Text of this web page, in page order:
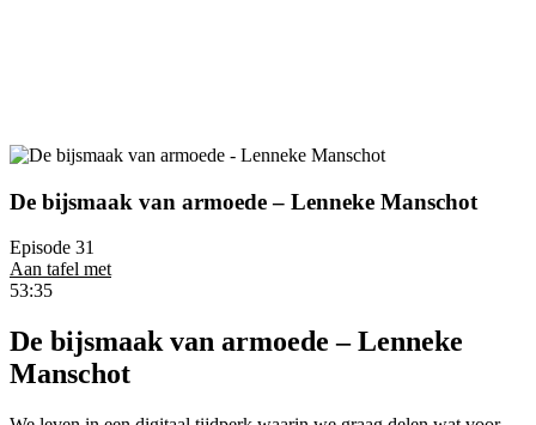
De bijsmaak van armoede – Lenneke Manschot
Episode 31
Aan tafel met
53:35
De bijsmaak van armoede – Lenneke
Manschot